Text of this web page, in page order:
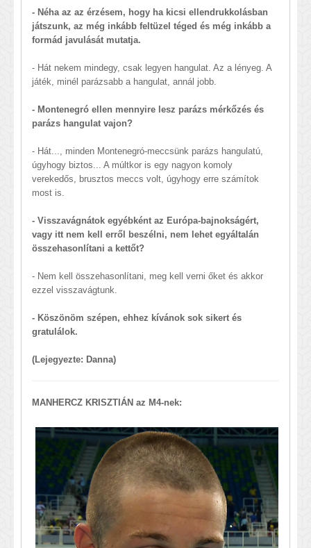
- Néha az az érzésem, hogy ha kicsi ellendrukkolásban
játszunk, az még inkább feltüzel téged és még inkább a
formád javulását mutatja.
- Hát nekem mindegy, csak legyen hangulat. Az a lényeg. A
játék, minél parázsabb a hangulat, annál jobb.
- Montenegró ellen mennyire lesz parázs mérkőzés és
parázs hangulat vajon?
- Hát..., minden Montenegró-meccsünk parázs hangulatú,
úgyhogy biztos... A múltkor is egy nagyon komoly
verekedős, brusztos meccs volt, úgyhogy erre számítok
most is.
- Visszavágnátok egyébként az Európa-bajnokságért,
vagy itt nem kell erről beszélni, nem lehet egyáltalán
összehasonlítani a kettőt?
- Nem kell összehasonlítani, meg kell verni őket és akkor
ezzel visszavágtunk.
- Köszönöm szépen, ehhez kívánok sok sikert és
gratulálok.
(Lejegyezte: Danna)
MANHERCZ KRISZTIÁN az M4-nek: